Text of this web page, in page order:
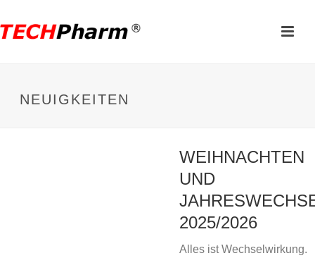
NEUIGKEITEN
WEIHNACHTEN
UND
2025/2026
Alles ist Wechselwirkung.